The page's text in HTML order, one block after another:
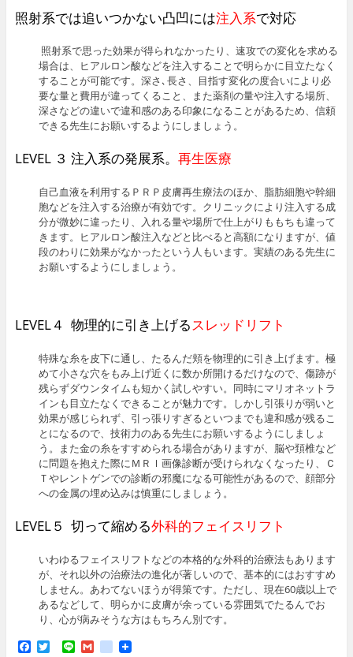
照射系では追いつかない凸凹には注入系で対応
照射系で思った効果が得られなかったり、速攻での変化を求める
場合は、ヒアルロン酸などを注入することで明らかに目立たなく
することが可能です。深さ､長さ、目指す変化の度合いにより必
要な量と費用が違ってくること、また薬剤の量や注入する場所、
深さなどの違いで違和感のある印象になることがあるため、信頼
できる先生にお願いするようにしましょう。
LEVEL ３ 注入系の発展系。 再生医療
自己血液を利用するＰＲＰ皮膚再生療法のほか、脂肪細胞や幹細
胞などを注入する治療が有効です。クリニックにより注入する成
分が微妙に違ったり、入れる量や場所で仕上がりももちも違って
きます。ヒアルロン酸注入などと比べると高額になりますが、値
段のわりに効果がなかったという人もいます。実績のある先生に
お願いするようにしましょう。
LEVEL４ 物理的に引き上げるスレッドリフト
特殊な糸を皮下に通し、たるんだ頬を物理的に引き上げます。極
めて小さな穴をもみ上げ近くに数か所開けるだけなので、傷跡が
残らずダウンタイムも短かく試しやすい。同時にマリオネットラ
インも目立たなくできることが魅力です。しかし引張りが弱いと
効果が感じられず、引っ張りすぎるといつまでも違和感が残るこ
とになるので、技術力のある先生にお願いするようにしましょ
う。また金の糸をすすめられる場合がありますが、脳や頚椎など
に問題を抱えた際にＭＲＩ画像診断が受けられなくなったり、Ｃ
Ｔやレントゲンでの診断の邪魔になる可能性があるので、顔部分
への金属の埋め込みは慎重にしましょう。
LEVEL５ 切って縮める外科的フェイスリフト
いわゆるフェイスリフトなどの本格的な外科的治療法もあります
が、それ以外の治療法の進化が著しいので、基本的にはおすすめ
しません。あわてないほうが得策です。ただし、現在60歳以上で
あるなどして、明らかに皮膚が余っている雰囲気でたるんでお
り、心が病みそうな方はもちろん別です。
F T L G g